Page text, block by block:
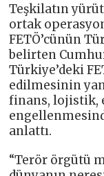
Teşkilatın
ortak
FETÖ’cünün
belirten
Türkiye’deki
edilmesinin
finans, lojistik,
anlattı.
“Terör örgütü